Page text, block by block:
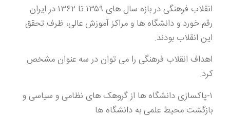
انقلاب فرهنگی در بازه سال های ۱۳۵۹ تا ۱۳۶۲ در ایران
رقم خورد و دانشگاه ها و مراکز آموزش عالی، ظرف تحقق
این انقلاب بودند.
اهداف انقلاب فرهنگی را می توان در سه عنوان مشخص
کرد.
۱-پاکسازی دانشگاه ها از گروهک های نظامی و سیاسی و
بازگشت محیط علمی به دانشگاه ها